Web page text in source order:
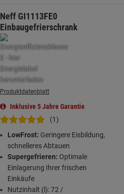
Neff GI1113FE0
Einbaugefrierschrank
Produktdatenblatt
Inklusive 5 Jahre Garantie
(1)
LowFrost: Geringere Eisbildung,
schnelleres Abtauen
Supergefrieren: Optimale
Einlagerung Ihrer frischen
Einkäufe
Nutzinhalt (l): 72 /